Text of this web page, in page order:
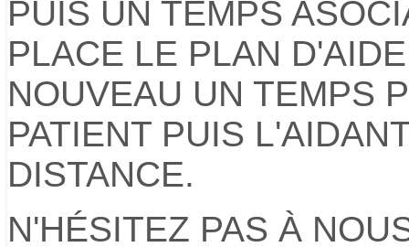
PUIS UN TEMPS
PLACE LE PLAN
NOUVEAU UN TEMPS
PATIENT PUIS
DISTANCE.
N'HÉSITEZ PAS À